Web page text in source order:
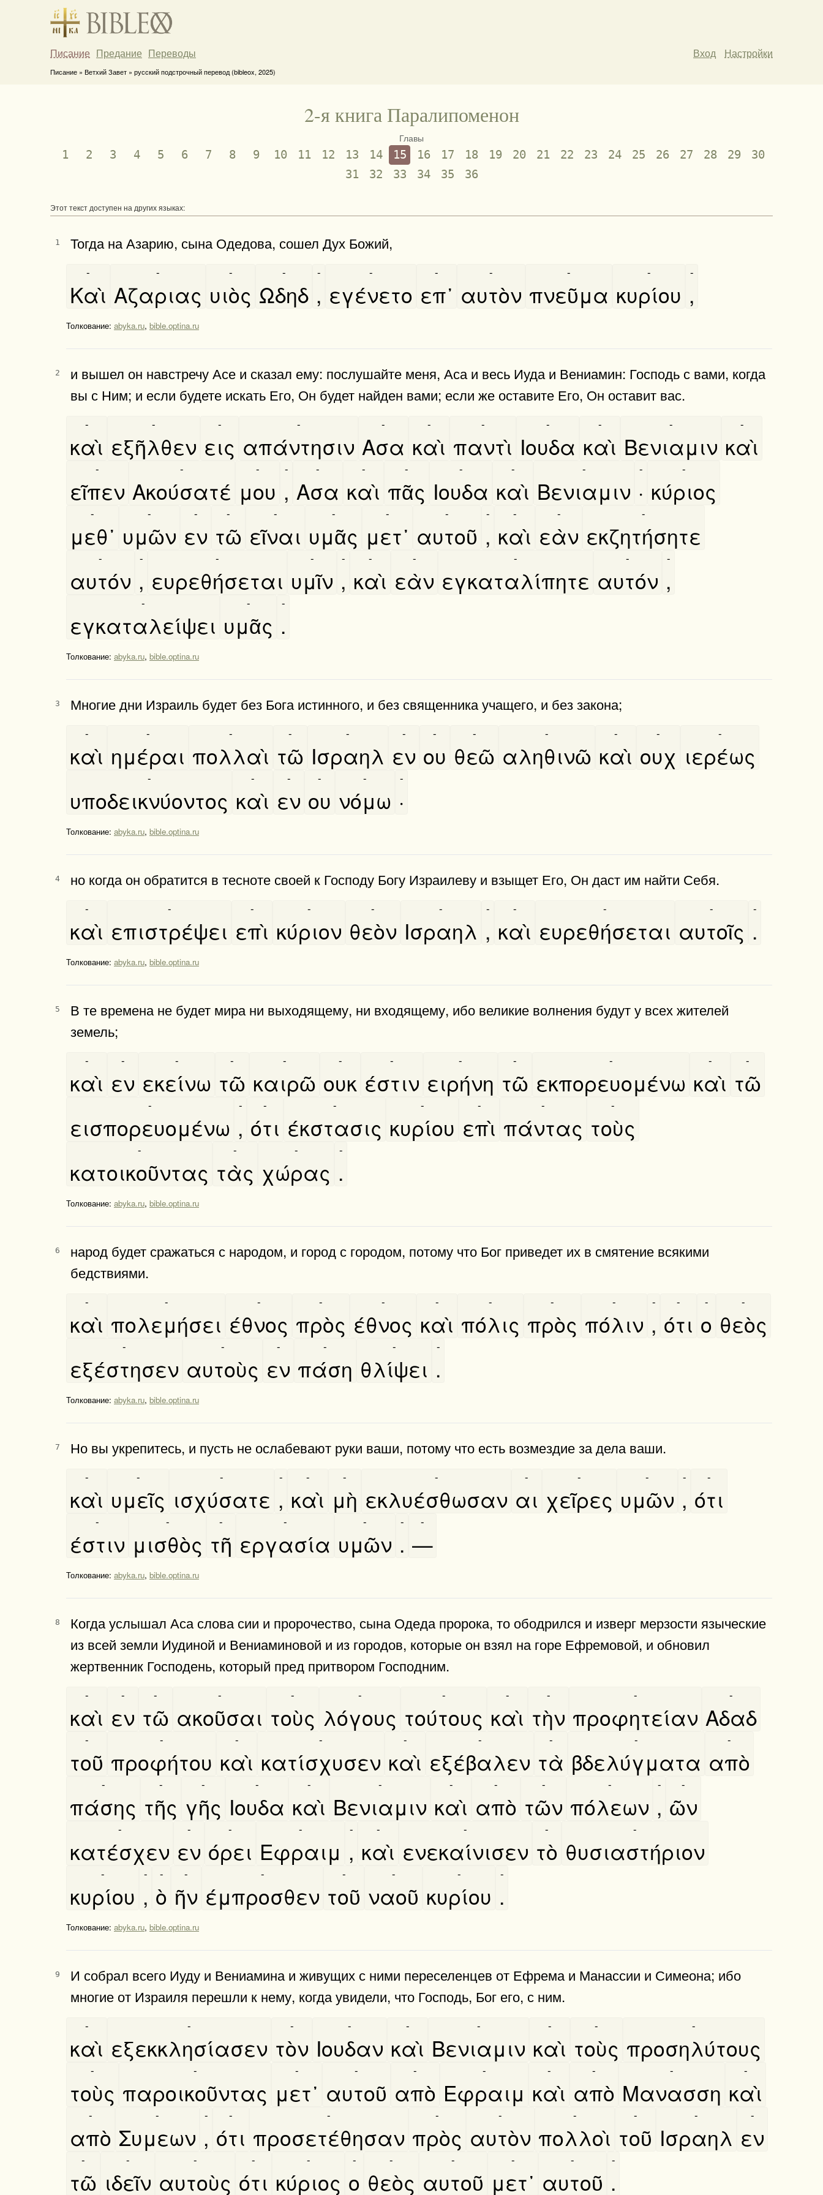
Писание Предание Переводы Вход Настройки
Писание » Ветхий Завет » русский подстрочный перевод (bibleox, 2025)
2-я книга Паралипоменон
Главы
1 2 3 4 5 6 7 8 9 10 11 12 13 14 15 16 17 18 19 20 21 22 23 24 25 26 27 28 29
30
31
32 33 34 35 36
Этот текст доступен на других языках:
1 Тогда на Азарию, сына Одедова, сошел Дух Божий,
Καὶ
-
Αζαριας
-
υιὸς
-
Ωδηδ
-
,
-
εγένετο
-
επ᾿
-
αυτὸν
-
πνεῦμα
-
κυρίου
-
,
-
Толкование: abyka.ru, bible.optina.ru
2
и вышел он навстречу Асе и сказал ему: послушайте меня, Аса и весь Иуда и Вениамин: Господь с вами, когда
вы с Ним; и если будете искать Его, Он будет найден вами; если же оставите Его, Он оставит вас.
καὶ
-
εξῆλθεν
-
εις
-
απάντησιν
-
Ασα
-
καὶ
-
παντὶ
-
Ιουδα
-
καὶ
-
Βενιαμιν
-
καὶ
-
εῖπεν
-
Ακούσατέ
-
μου
-
,
-
Ασα
-
καὶ
-
πᾶς
-
Ιουδα
-
καὶ
-
Βενιαμιν
-
·
-
κύριος
-
μεθ᾿
-
υμῶν
-
εν
-
τῶ
-
εῖναι
-
υμᾶς
-
μετ᾿
-
αυτοῦ
-
,
-
καὶ
-
εὰν
-
εκζητήσητε
-
αυτόν
-
,
-
ευρεθήσεται
-
υμῖν
-
,
-
καὶ
-
εὰν
-
εγκαταλίπητε
-
αυτόν
-
,
-
εγκαταλείψει
-
υμᾶς
-
.
-
Толкование: abyka.ru, bible.optina.ru
3 Многие дни Израиль будет без Бога истинного, и без священника учащего, и без закона;
καὶ
-
ημέραι
-
πολλαὶ
-
τῶ
-
Ισραηλ
-
εν
-
ου
-
θεῶ
-
αληθινῶ
-
καὶ
-
ουχ
-
ιερέως
-
υποδεικνύοντος
-
καὶ
-
εν
-
ου
-
νόμω
-
·
-
Толкование: abyka.ru, bible.optina.ru
4 но когда он обратится в тесноте своей к Господу Богу Израилеву и взыщет Его, Он даст им найти Себя.
καὶ
-
επιστρέψει
-
επὶ
-
κύριον
-
θεὸν
-
Ισραηλ
-
,
-
καὶ
-
ευρεθήσεται
-
αυτοῖς
-
.
-
Толкование: abyka.ru, bible.optina.ru
5
В те времена не будет мира ни выходящему, ни входящему, ибо великие волнения будут у всех жителей
земель;
καὶ
-
εν
-
εκείνω
-
τῶ
-
καιρῶ
-
ουκ
-
έστιν
-
ειρήνη
-
τῶ
-
εκπορευομένω
-
καὶ
-
τῶ
-
εισπορευομένω
-
,
-
ότι
-
έκστασις
-
κυρίου
-
επὶ
-
πάντας
-
τοὺς
-
κατοικοῦντας
-
τὰς
-
χώρας
-
.
-
Толкование: abyka.ru, bible.optina.ru
6
народ будет сражаться с народом, и город с городом, потому что Бог приведет их в смятение всякими
бедствиями.
καὶ
-
πολεμήσει
-
έθνος
-
πρὸς
-
έθνος
-
καὶ
-
πόλις
-
πρὸς
-
πόλιν
-
,
-
ότι
-
ο
-
θεὸς
-
εξέστησεν
-
αυτοὺς
-
εν
-
πάση
-
θλίψει
-
.
-
Толкование: abyka.ru, bible.optina.ru
7 Но вы укрепитесь, и пусть не ослабевают руки ваши, потому что есть возмездие за дела ваши.
καὶ
-
υμεῖς
-
ισχύσατε
-
,
-
καὶ
-
μὴ
-
εκλυέσθωσαν
-
αι
-
χεῖρες
-
υμῶν
-
,
-
ότι
-
έστιν
-
μισθὸς
-
τῆ
-
εργασία
-
υμῶν
-
.
-
—
-
Толкование: abyka.ru, bible.optina.ru
8
Когда услышал Аса слова сии и пророчество, сына Одеда пророка, то ободрился и изверг мерзости языческие
из всей земли Иудиной и Вениаминовой и из городов, которые он взял на горе Ефремовой, и обновил
жертвенник Господень, который пред притвором Господним.
καὶ
-
εν
-
τῶ
-
ακοῦσαι
-
τοὺς
-
λόγους
-
τούτους
-
καὶ
-
τὴν
-
προφητείαν
-
Αδαδ
-
τοῦ
-
προφήτου
-
καὶ
-
κατίσχυσεν
-
καὶ
-
εξέβαλεν
-
τὰ
-
βδελύγματα
-
απὸ
-
πάσης
-
τῆς
-
γῆς
-
Ιουδα
-
καὶ
-
Βενιαμιν
-
καὶ
-
απὸ
-
τῶν
-
πόλεων
-
,
-
ῶν
-
κατέσχεν
-
εν
-
όρει
-
Εφραιμ
-
,
-
καὶ
-
ενεκαίνισεν
-
τὸ
-
θυσιαστήριον
-
κυρίου
-
,
-
ὸ
-
ῆν
-
έμπροσθεν
-
τοῦ
-
ναοῦ
-
κυρίου
-
.
-
Толкование: abyka.ru, bible.optina.ru
9
И собрал всего Иуду и Вениамина и живущих с ними переселенцев от Ефрема и Манассии и Симеона; ибо
многие от Израиля перешли к нему, когда увидели, что Господь, Бог его, с ним.
καὶ
-
εξεκκλησίασεν
-
τὸν
-
Ιουδαν
-
καὶ
-
Βενιαμιν
-
καὶ
-
τοὺς
-
προσηλύτους
-
τοὺς
-
παροικοῦντας
-
μετ᾿
-
αυτοῦ
-
απὸ
-
Εφραιμ
-
καὶ
-
απὸ
-
Μανασση
-
καὶ
-
απὸ
-
Συμεων
-
,
-
ότι
-
προσετέθησαν
-
πρὸς
-
αυτὸν
-
πολλοὶ
-
τοῦ
-
Ισραηλ
-
εν
-
τῶ
-
ιδεῖν
-
αυτοὺς
-
ότι
-
κύριος
-
ο
-
θεὸς
-
αυτοῦ
-
μετ᾿
-
αυτοῦ
-
.
-